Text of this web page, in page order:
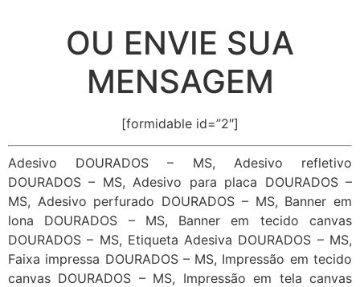
OU ENVIE SUA
MENSAGEM
[formidable id=”2″]
Adesivo DOURADOS – MS, Adesivo refletivo
DOURADOS – MS, Adesivo para placa DOURADOS –
MS, Adesivo perfurado DOURADOS – MS, Banner em
lona DOURADOS – MS, Banner em tecido canvas
DOURADOS – MS, Etiqueta Adesiva DOURADOS – MS,
Faixa impressa DOURADOS – MS, Impressão em tecido
canvas DOURADOS – MS, Impressão em tela canvas